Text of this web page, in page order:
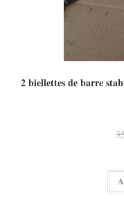
2 biellettes de barre